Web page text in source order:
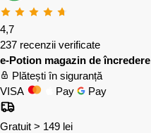
4,7
237 recenzii verificate
e-Potion magazin de încredere
Plătești în siguranță
VISA
Pay Pay
Gratuit > 149 lei